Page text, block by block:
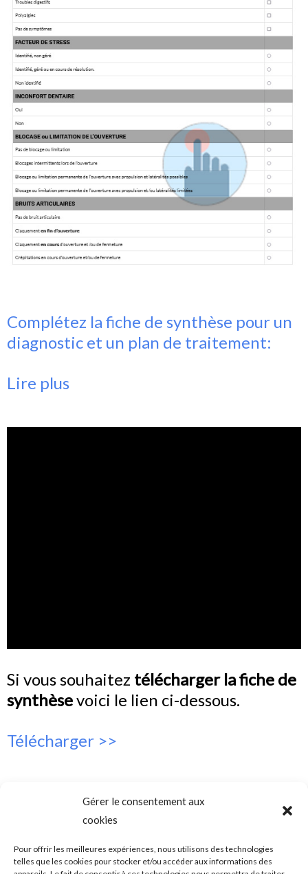
Gérer le consentement aux
cookies
Pour offrir les meilleures expériences, nous utilisons des technologies
telles que les cookies pour stocker et/ou accéder aux informations des
Complétez la fiche de synthèse pour un
diagnostic et un plan de traitement:
Lire plus
Si vous souhaitez télécharger la fiche de
synthèsevoici le lien ci-dessous.
Télécharger >>
SADAM (Syndrome Algo-Dysfonctionnel de l’Appareil
l’articulation temporo-mandibulaire) – Troubles temporo-
mandibulaires. Douleurs de l’ATM – Blocage de la mâchoire –
Bruits – Articulation de la mâchoire. Douleur mâchoire